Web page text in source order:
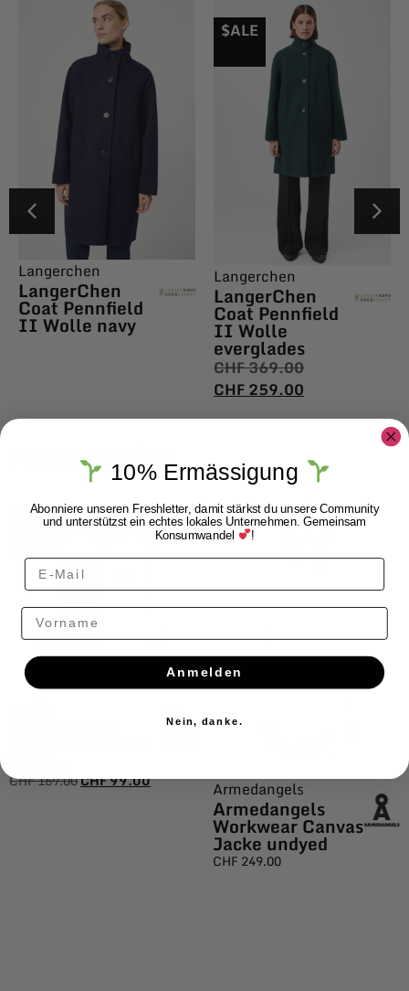
Langerchen
LangerChen
Coat Pennfield
II Wolle navy
$ALE
Langerchen
LangerChen
Coat Pennfield
II Wolle
everglades
CHF369.00
CHF259.00
More Styles
$ALE
CHF169.00CHF99.00 Armedangels
Armedangels
Workwear Canvas
Jacke undyed
CHF 249.00
10% Ermässigung
Abonniere unseren Freshletter, damit stärkst du unsere Community
und unterstützst ein echtes lokales Unternehmen. Gemeinsam
Konsumwandel !
Vorname
Anmelden
Nein, danke.